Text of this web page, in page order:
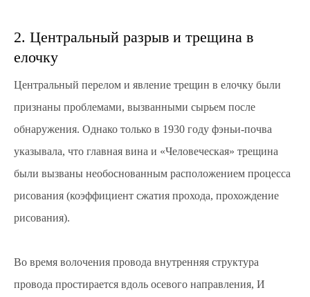
2. Центральный разрыв и трещина в
елочку
Центральный перелом и явление трещин в елочку были
признаны проблемами, вызванными сырьем после
обнаружения. Однако только в 1930 году фэньи-почва
указывала, что главная вина и «Человеческая» трещина
были вызваны необоснованным расположением процесса
рисования (коэффициент сжатия прохода, прохождение
рисования).
Во время волочения провода внутренняя структура
провода простирается вдоль осевого направления, И